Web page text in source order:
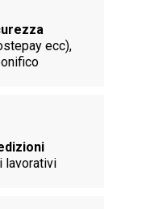
ecc),
lavorativi